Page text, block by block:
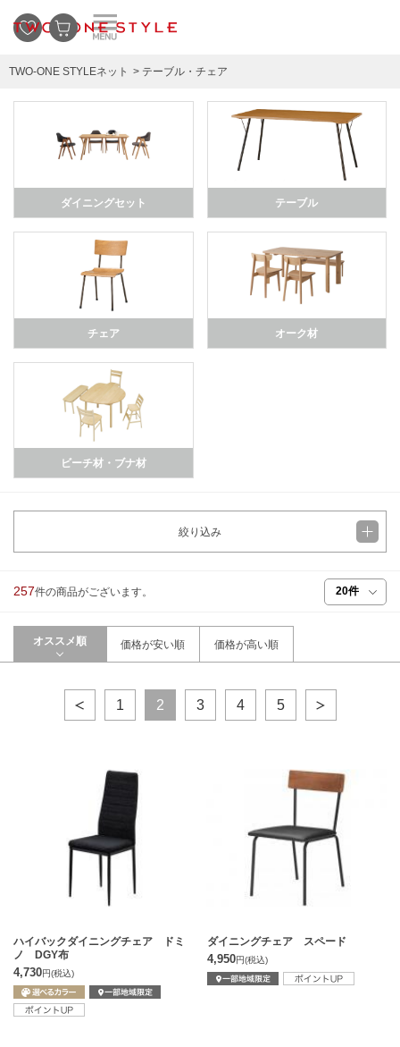
TWO-ONE STYLEネット テーブル・チェア
ダイニングセット テーブル
チェア オーク材
ビーチ材・ブナ材
絞り込み
257件の商品がございます。
オススメ順 価格が安い順 価格が高い順
1 2 3 4 5
ハイバックダイニングチェア ドミ
ノ DGY布
4,730円(税込)
ダイニングチェア スペード
4,950円(税込)